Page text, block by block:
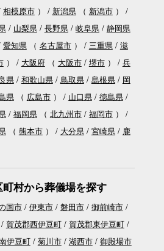
相模原市） 新潟県（ 新潟市）
山梨県 長野県 岐阜県
静岡県
愛知県（ 名古屋市） 三重県
滋
） 大阪府（ 大阪市 堺市）
兵
県 和歌山県 鳥取県 島根県
岡
県（ 広島市） 山口県
徳島県
福岡県（ 北九州市 福岡市）
（ 熊本市） 大分県 宮崎県
鹿
村から葬儀場を探す
国市 伊東市 磐田市
御前崎市
賀茂郡西伊豆町
賀茂郡東伊豆町
伊豆町 菊川市 湖西市
御殿場市